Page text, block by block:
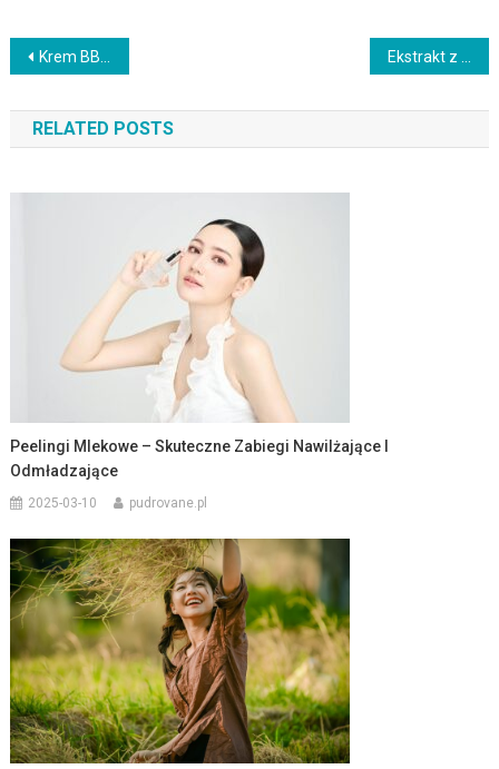
Nawigacja
wpisu
Krem BB – co to jest i jak wybrać najlepszy dla siebie?
RELATED POSTS
Peelingi Mlekowe – Skuteczne Zabiegi Nawilżające I
Odmładzające
2025-03-10 pudrovane.pl